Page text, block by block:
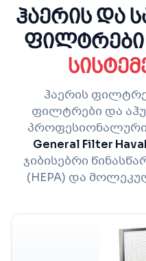
ჰაერის და
ფილტრები
ჰაერის
ფილტრები და
General Filter
ჯიბისებრი
(HEPA) და